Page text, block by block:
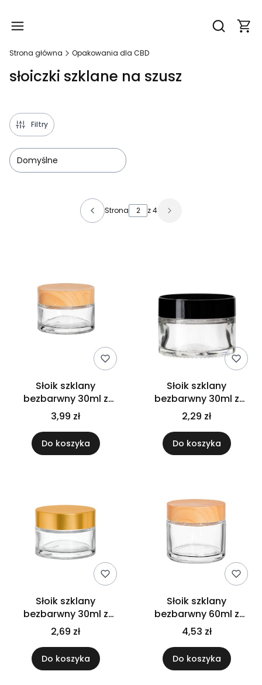
Otwórz
Strona główna Opakowania dla CBD
słoiczki szklane na szusz
Filtry
Domyślne
Lista produktów
Strona z 4
Słoik szklany
bezbarwny 30ml z
nakrętką bambusową
3,99 zł
Do koszyka
Słoik szklany
bezbarwny 30ml z
nakrętką czarną
2,29 zł
Do koszyka
Słoik szklany
bezbarwny 30ml z
nakrętką złotą
2,69 zł
Do koszyka
Słoik szklany
bezbarwny 60ml z
nakrętką bambusową
4,53 zł
Do koszyka